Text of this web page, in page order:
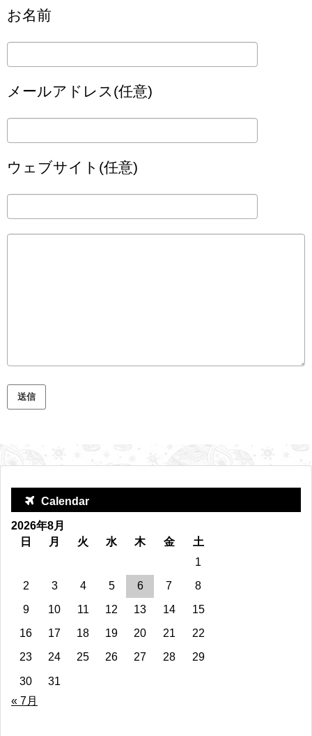
お名前
メールアドレス(任意)
ウェブサイト(任意)
Calendar
2026年8月
日
月 火 水 木 金
土
1
2
3 4 5 6 7
8
9
10 11 12 13 14
15
16
17 18 19 20 21
22
23
24 25 26 27 28 29
30
31
« 7月